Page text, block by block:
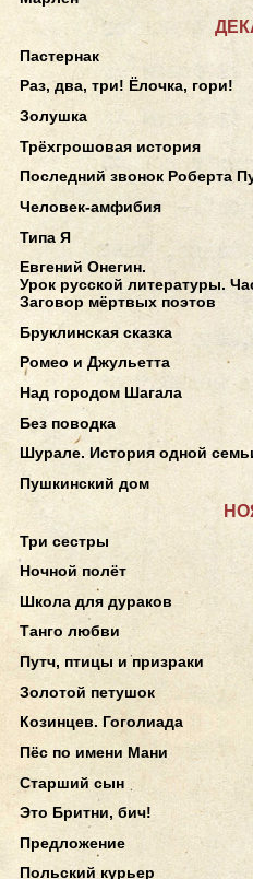
Пастернак
Раз, два, три! Ёлочка, гори!
Золушка
Трёхгрошовая история
Последний звонок Роберта
Человек-амфибия
Типа Я
Евгений Онегин.
Урок русской литературы.
Заговор мёртвых поэтов
Бруклинская сказка
Ромео и Джульетта
Над городом Шагала
Без поводка
Шурале. История одной
Пушкинский дом
Три сестры
Ночной полёт
Школа для дураков
Танго любви
Путч, птицы и призраки
Золотой петушок
Козинцев. Гоголиада
Пёс по имени Мани
Старший сын
Это Бритни, бич!
Предложение
Польский курьер